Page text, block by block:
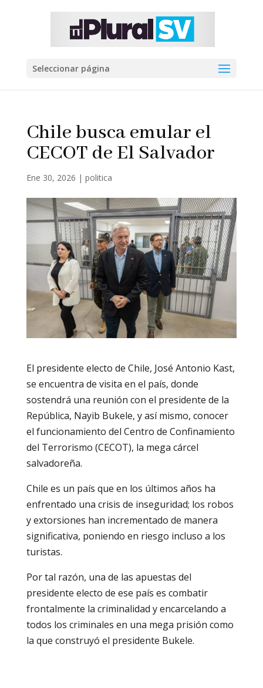
Seleccionar página
Chile busca emular el
CECOT de El Salvador
Ene 30, 2026 | politica
El presidente electo de Chile, José Antonio Kast,
se encuentra de visita en el país, donde
sostendrá una reunión con el presidente de la
República, Nayib Bukele, y así mismo, conocer
el funcionamiento del Centro de Confinamiento
del Terrorismo (CECOT), la mega cárcel
salvadoreña.
Chile es un país que en los últimos años ha
enfrentado una crisis de inseguridad; los robos
y extorsiones han incrementado de manera
significativa, poniendo en riesgo incluso a los
turistas.
Por tal razón, una de las apuestas del
presidente electo de ese país es combatir
frontalmente la criminalidad y encarcelando a
todos los criminales en una mega prisión como
la que construyó el presidente Bukele.